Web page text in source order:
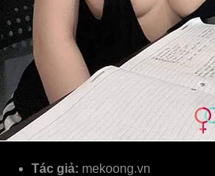
Tác giả: mekoong.vn